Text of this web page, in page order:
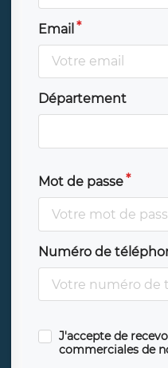
Email
Département
Mot de passe
Numéro de
J'accepte de
commerciales de